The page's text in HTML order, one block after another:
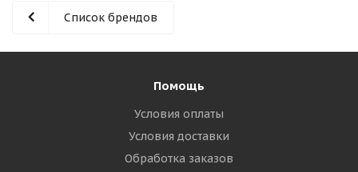
Список брендов
Помощь
Условия оплаты
Условия доставки
Обработка заказов